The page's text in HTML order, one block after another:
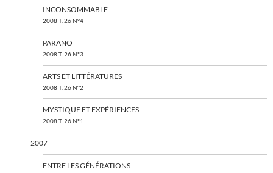
INCONSOMMABLE
2008 T. 26 N°4
PARANO
2008 T. 26 N°3
ARTS ET LITTÉRATURES
2008 T. 26 N°2
MYSTIQUE ET EXPÉRIENCES
2008 T. 26 N°1
2007
ENTRE LES GÉNÉRATIONS